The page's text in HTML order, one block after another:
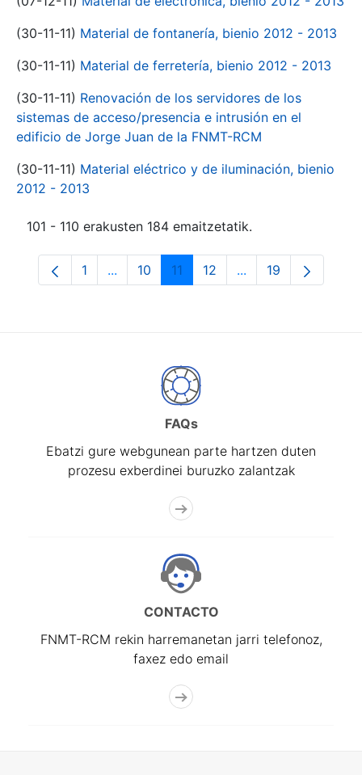
(30-11-11) Material de fontanería, bienio 2012 - 2013
(30-11-11) Material de ferretería, bienio 2012 - 2013
(30-11-11) Renovación de los servidores de los
sistemas de acceso/presencia e intrusión en el
edificio de Jorge Juan de la FNMT-RCM
(30-11-11) Material eléctrico y de iluminación, bienio
2012 - 2013
101 - 110 erakusten 184 emaitzetatik.
Orrialdea
1 ...Intermediate Pages Use TAB to navigate.
Orrialdea
10 Orrialdea
11 Orrialdea
12 ...Intermediate
Orrialdea
19
FAQs
Ebatzi gure webgunean parte hartzen duten
prozesu exberdinei buruzko zalantzak
CONTACTO
FNMT-RCM rekin harremanetan jarri telefonoz,
faxez edo email